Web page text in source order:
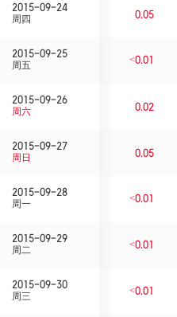
2015-09-24
周四
0.05
2015-09-25
周五
<0.01
2015-09-26
周六
0.02
2015-09-27
周日
0.05
2015-09-28
周一
<0.01
2015-09-29
周二
<0.01
2015-09-30
周三
<0.01